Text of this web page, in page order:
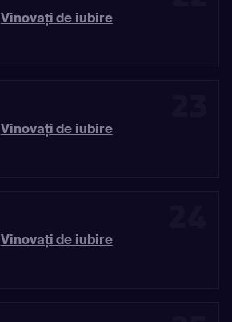
Vinovaţi de iubire
Vinovaţi de iubire
Vinovaţi de iubire